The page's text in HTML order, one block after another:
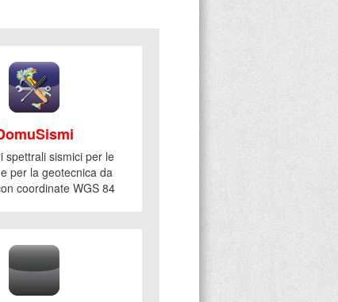
spettrali sismici per le
per la geotecnica da
coordinate WGS 84